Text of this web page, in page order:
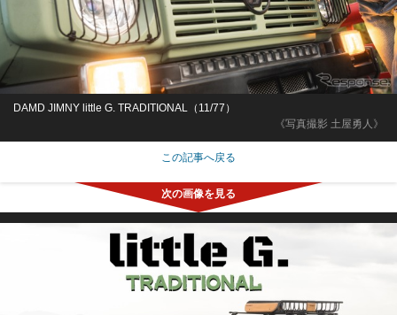
《写真撮影 土屋勇人》
DAMD JIMNY little G. TRADITIONAL（11/77）
この記事へ戻る